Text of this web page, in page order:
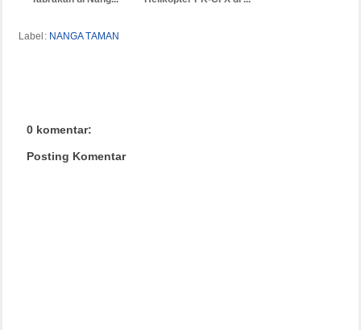
Label: NANGA TAMAN
0 komentar:
Posting Komentar